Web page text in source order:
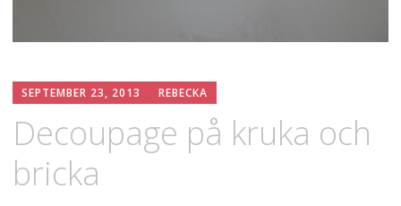
SEPTEMBER 23, 2013 REBECKA
Decoupage på kruka och
bricka